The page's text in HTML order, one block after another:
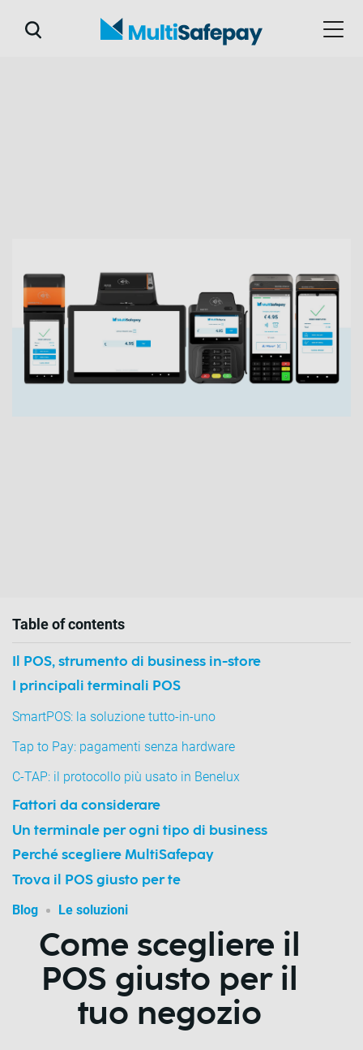
Table of contents
Il POS, strumento di business in-store
I principali terminali POS
SmartPOS: la soluzione tutto-in-uno
Tap to Pay: pagamenti senza hardware
C-TAP: il protocollo più usato in Benelux
Fattori da considerare
Un terminale per ogni tipo di business
Perché scegliere MultiSafepay
Trova il POS giusto per te
Blog Le soluzioni
Come scegliere il
POS giusto per il
tuo negozio